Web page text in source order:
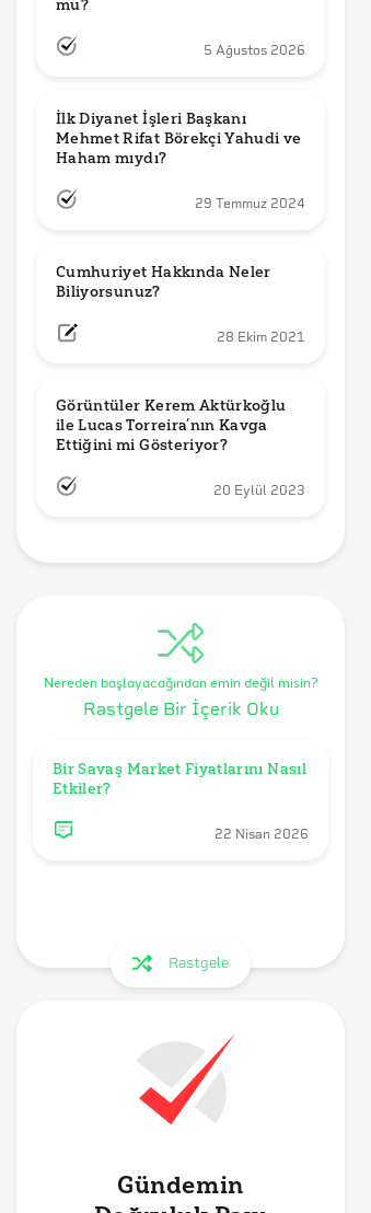
mu?
5 Ağustos 2026
İlk Diyanet İşleri Başkanı
Mehmet Rifat Börekçi Yahudi ve
Haham mıydı?
29 Temmuz 2024
Cumhuriyet Hakkında Neler
Biliyorsunuz?
28 Ekim 2021
Görüntüler Kerem Aktürkoğlu
ile Lucas Torreira’nın Kavga
Ettiğini mi Gösteriyor?
20 Eylül 2023
Nereden başlayacağından emin değil misin?
Rastgele Bir İçerik Oku
Bir Savaş Market Fiyatlarını Nasıl
Etkiler?
22 Nisan 2026
Rastgele
Gündemin